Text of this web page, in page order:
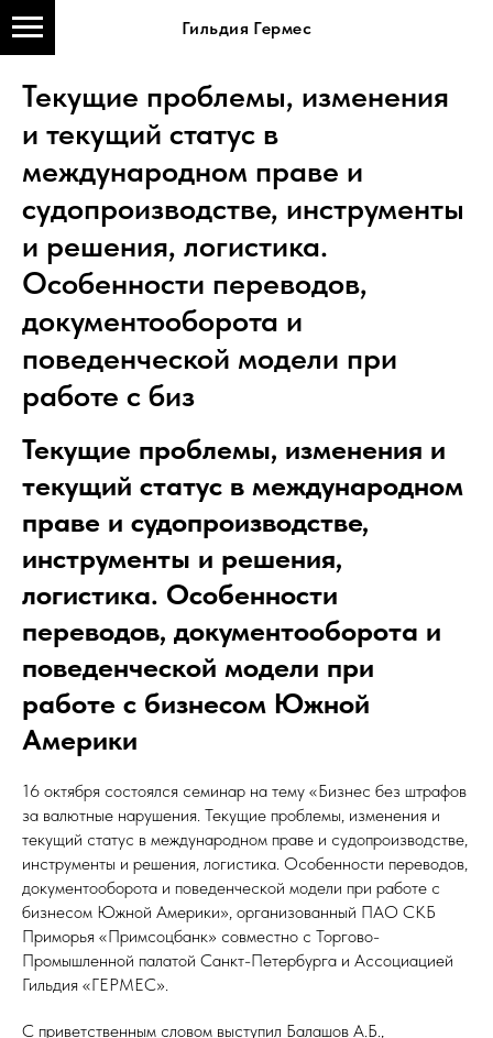
Гильдия Гермес
Текущие проблемы, изменения
и текущий статус в
международном праве и
судопроизводстве, инструменты
и решения, логистика.
Особенности переводов,
документооборота и
поведенческой модели при
работе с биз
Текущие проблемы, изменения и
текущий статус в международном
праве и судопроизводстве,
инструменты и решения,
логистика. Особенности
переводов, документооборота и
поведенческой модели при
работе с бизнесом Южной
Америки
16 октября состоялся семинар на тему «Бизнес без штрафов
за валютные нарушения. Текущие проблемы, изменения и
текущий статус в международном праве и судопроизводстве,
инструменты и решения, логистика. Особенности переводов,
документооборота и поведенческой модели при работе с
бизнесом Южной Америки», организованный ПАО СКБ
Приморья «Примсоцбанк» совместно с Торгово-
Промышленной палатой Санкт-Петербурга и Ассоциацией
Гильдия «ГЕРМЕС».
С приветственным словом выступил Балашов А.Б.,